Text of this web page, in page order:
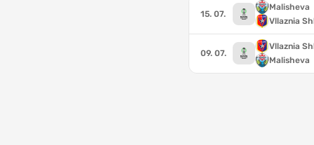
15. 07.
Malisheva
Vllaznia
09. 07.
Vllaznia
Malisheva